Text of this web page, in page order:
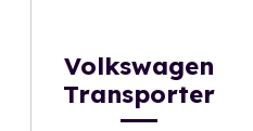
Volkswagen
Transporter